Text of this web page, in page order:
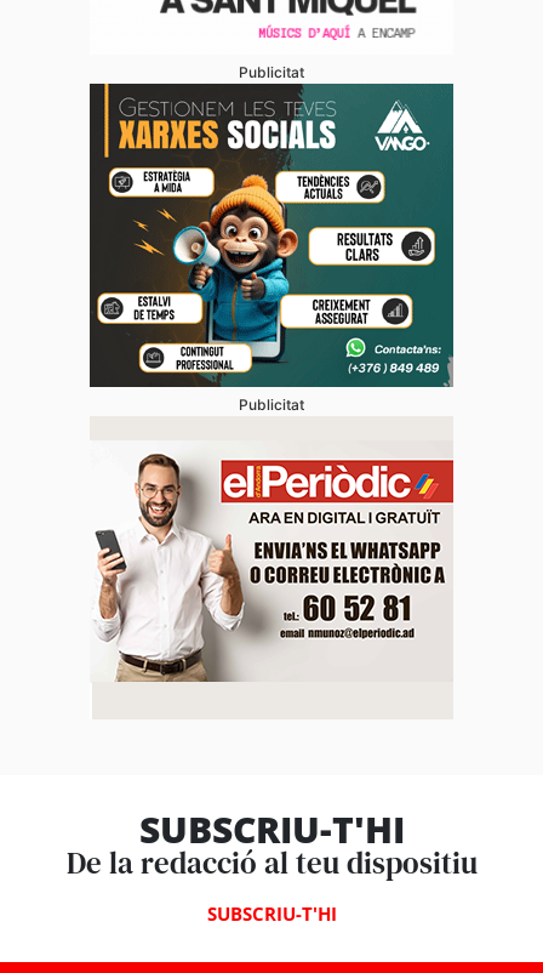
Publicitat
Publicitat
SUBSCRIU-T'HI
De la redacció al teu dispositiu
SUBSCRIU-T'HI